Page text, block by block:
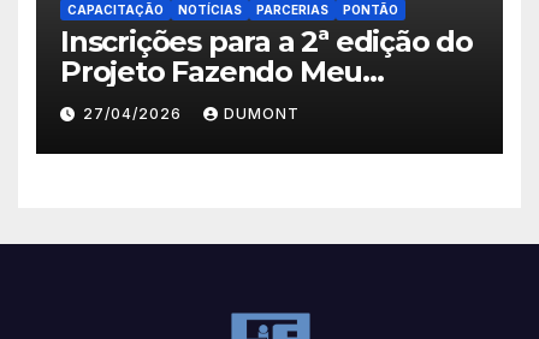
CAPACITAÇÃO NOTÍCIAS PARCERIAS PONTÃO
Inscrições para a 2ª edição do
Projeto Fazendo Meu
Primeiro Filme em Nova
Iguaçu
27/04/2026 DUMONT